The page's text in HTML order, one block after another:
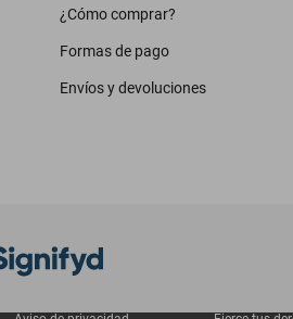
¿Cómo comprar?
Formas de pago
Envíos y devoluciones